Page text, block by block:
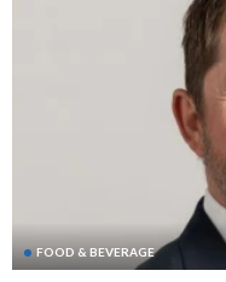
FOOD & BEVERAGE